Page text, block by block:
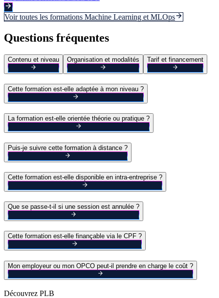
Voir toutes les formations Machine Learning et MLOps
Questions fréquentes
Contenu et niveau Organisation et modalités Tarif et financement
Cette formation est-elle adaptée à mon niveau ?
La formation est-elle orientée théorie ou pratique ?
Puis-je suivre cette formation à distance ?
Cette formation est-elle disponible en intra-entreprise ?
Que se passe-t-il si une session est annulée ?
Cette formation est-elle finançable via le CPF ?
Mon employeur ou mon OPCO peut-il prendre en charge le coût ?
Découvrez PLB